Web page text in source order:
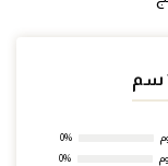
0%
0%